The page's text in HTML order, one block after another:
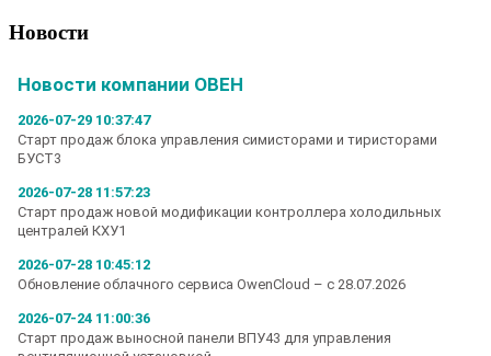
Новости